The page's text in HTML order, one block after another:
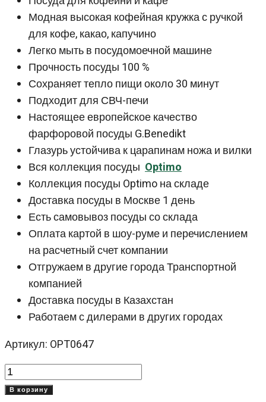
Модная высокая кофейная кружка с ручкой
для кофе, какао, капучино
Легко мыть в посудомоечной машине
Прочность посуды 100 %
Сохраняет тепло пищи около 30 минут
Подходит для СВЧ-печи
Настоящее европейское качество
фарфоровой посуды G.Benedikt
Глазурь устойчива к царапинам ножа и вилки
Вся коллекция посуды Optimo
Коллекция посуды Optimo на складе
Доставка посуды в Москве 1 день
Есть самовывоз посуды со склада
Оплата картой в шоу-руме и перечислением
на расчетный счет компании
Отгружаем в другие города Транспортной
компанией
Доставка посуды в Казахстан
Работаем с дилерами в других городах
Артикул: OPT0647
Количество
товара
В корзину